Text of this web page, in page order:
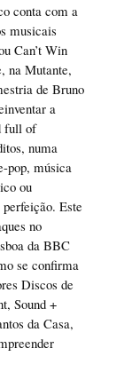
conta com a
musicais
Can’t Win
na Mutante,
de Bruno
a
full of
numa
pop, música
ou
Este
no
da BBC
se confirma
Discos de
Sound +
da Casa,